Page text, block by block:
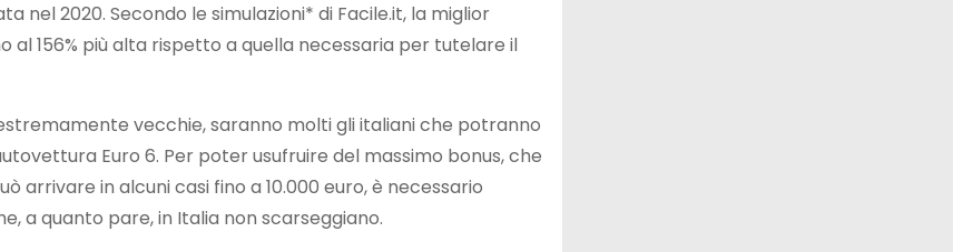
nel 2020. Secondo le simulazioni* di Facile.it, la miglior
al 156% più alta rispetto a quella necessaria per tutelare il
vecchie, saranno molti gli italiani che potranno
Euro 6. Per poter usufruire del massimo bonus, che
arrivare in alcuni casi fino a 10.000 euro, è necessario
a quanto pare, in Italia non scarseggiano.